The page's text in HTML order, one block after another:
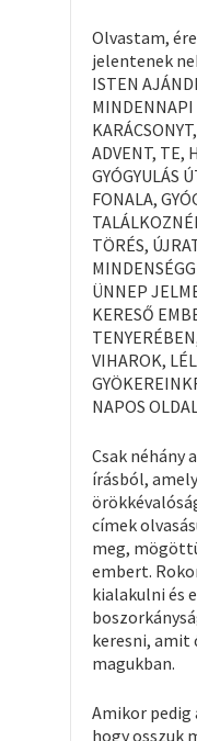
Olvastam,
jelentenek
ISTEN
ADVENT, TE,
GYÓGYULÁS
FONALA,
TÖRÉS,
ÜNNEP
KERESŐ
VIHAROK,
NAPOS
Csak néhány
írásból,
címek
meg,
embert.
kialakulni és
keresni,
magukban.
Amikor
hogy osszuk